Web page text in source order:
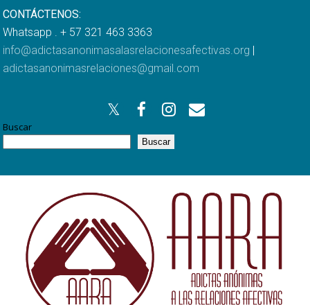
CONTÁCTENOS:
Whatsapp . + 57 321 463 3363
info@adictasanonimasalasrelacionesafectivas.org |
adictasanonimasrelaciones@gmail.com
Buscar
Buscar